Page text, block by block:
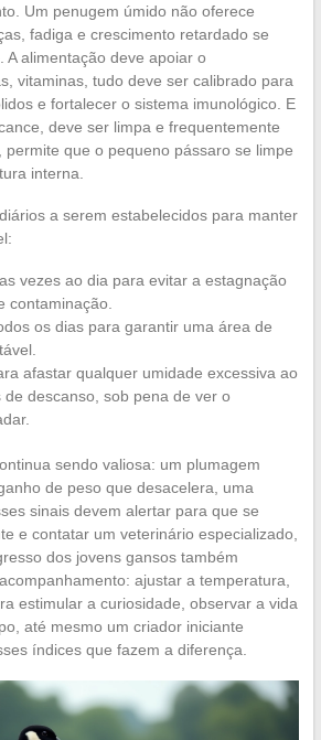
Um penugem úmido não oferece
fadiga e crescimento retardado se
A alimentação deve apoiar o
vitaminas, tudo deve ser calibrado para
e fortalecer o sistema imunológico. E
deve ser limpa e frequentemente
permite que o pequeno pássaro se limpe
interna.
a serem estabelecidos para manter
vezes ao dia para evitar a estagnação
contaminação.
os dias para garantir uma área de
afastar qualquer umidade excessiva ao
descanso, sob pena de ver o
sendo valiosa: um plumagem
de peso que desacelera, uma
sinais devem alertar para que se
e contatar um veterinário especializado,
dos jovens gansos também
ajustar a temperatura,
estimular a curiosidade, observar a vida
até mesmo um criador iniciante
índices que fazem a diferença.